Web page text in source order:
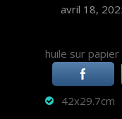
avril 18,
huile sur
42x29.7cm